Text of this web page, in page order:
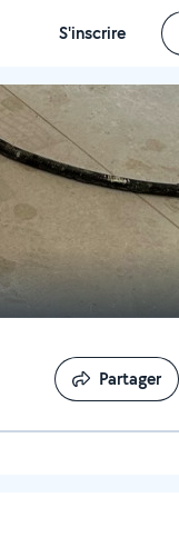
S'inscrire
Partager
Partager